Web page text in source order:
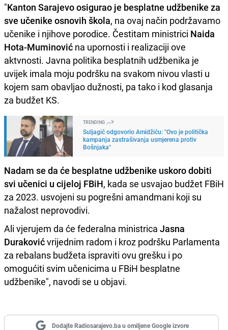
"Kanton Sarajevo osigurao je besplatne udžbenike za
sve učenike osnovih škola, na ovaj način podržavamo
učenike i njihove porodice. Čestitam ministrici Naida
Hota-Muminović na upornosti i realizaciji ove
aktvnosti. Javna politika besplatnih udžbenika je
uvijek imala moju podršku na svakom nivou vlasti u
kojem sam obavljao dužnosti, pa tako i kod glasanja
za budžet KS.
TRENDING
Suljagić odgovorio Amidžiću: "Ovo je politička
kampanja zastrašivanja usmjerena protiv
Bošnjaka"
Nadam se da će besplatne udžbenike uskoro dobiti
svi učenici u cijeloj FBiH, kada se usvajao budžet FBiH
za 2023. usvojeni su pogrešni amandmani koji su
nažalost neprovodivi.
Ali vjerujem da će federalna ministrica Jasna
Durakovićvrijednim radom i kroz podršku Parlamenta
za rebalans budžeta ispraviti ovu grešku i po
omogućiti svim učenicima u FBiH besplatne
udžbenike", navodi se u objavi.
Dodajte Radiosarajevo.ba u omiljene Google izvore